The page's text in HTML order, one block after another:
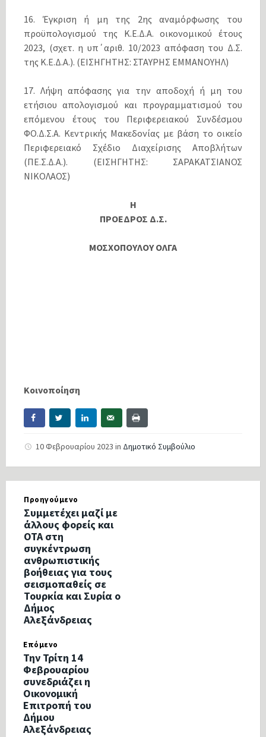
16. Έγκριση ή μη της 2ης αναμόρφωσης του
προϋπολογισμού της Κ.Ε.Δ.Α. οικονομικού έτους
2023, (σχετ. η υπ΄αριθ. 10/2023 απόφαση του Δ.Σ.
της Κ.Ε.Δ.Α.). (ΕΙΣΗΓΗΤΗΣ: ΣΤΑΥΡΗΣ ΕΜΜΑΝΟΥΗΛ)
17. Λήψη απόφασης για την αποδοχή ή μη του
ετήσιου απολογισμού και προγραμματισμού του
επόμενου έτους του Περιφερειακού Συνδέσμου
ΦΟ.Δ.Σ.Α. Κεντρικής Μακεδονίας με βάση το οικείο
Περιφερειακό Σχέδιο Διαχείρισης Αποβλήτων
(ΠΕ.Σ.Δ.Α.). (ΕΙΣΗΓΗΤΗΣ: ΣΑΡΑΚΑΤΣΙΑΝΟΣ
ΝΙΚΟΛΑΟΣ)
Η
ΠΡΟΕΔΡΟΣ Δ.Σ.
ΜΟΣΧΟΠΟΥΛΟΥ ΟΛΓΑ
Κοινοποίηση
10 Φεβρουαρίου 2023 in Δημοτικό Συμβούλιο
Προηγούμενο
Συμμετέχει μαζί με
άλλους φορείς και
ΟΤΑ στη
συγκέντρωση
ανθρωπιστικής
βοήθειας για τους
σεισμοπαθείς σε
Τουρκία και Συρία ο
Δήμος
Αλεξάνδρειας
Επόμενο
Την Τρίτη 14
Φεβρουαρίου
συνεδριάζει η
Οικονομική
Επιτροπή του
Δήμου
Αλεξάνδρειας